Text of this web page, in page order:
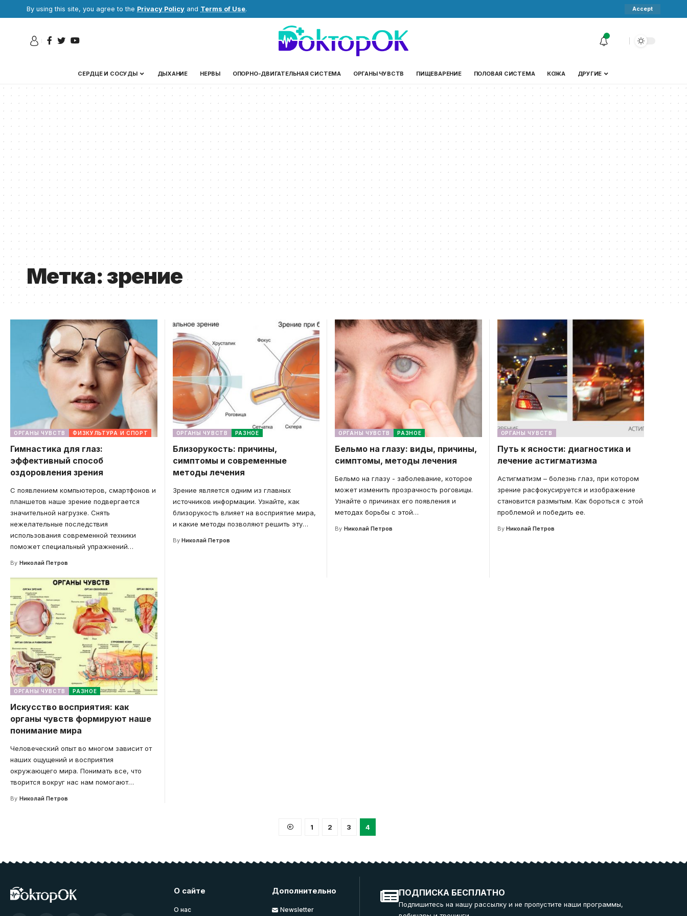
By using this site, you agree to the Privacy Policy and Terms of Use. Accept
СЕРДЦЕ И СОСУДЫ ДЫХАНИЕ НЕРВЫ ОПОРНО-ДВИГАТЕЛЬНАЯ СИСТЕМА ОРГАНЫ ЧУВСТВ ПИЩЕВАРЕНИЕ ПОЛОВАЯ СИСТЕМА КОЖА ДРУГИЕ
Метка:зрение
ОРГАНЫ ЧУВСТВ ФИЗКУЛЬТУРА И СПОРТ
Гимнастика для глаз:
эффективный способ
оздоровления зрения
С появлением компьютеров, смартфонов и
планшетов наше зрение подвергается
значительной нагрузке. Снять
нежелательные последствия
использования современной техники
поможет специальный упражнений…
By Николай Петров
ОРГАНЫ ЧУВСТВ РАЗНОЕ
Близорукость: причины,
симптомы и современные
методы лечения
Зрение является одним из главных
источников информации. Узнайте, как
близорукость влияет на восприятие мира,
и какие методы позволяют решить эту…
By Николай Петров
ОРГАНЫ ЧУВСТВ РАЗНОЕ
Бельмо на глазу: виды, причины,
симптомы, методы лечения
Бельмо на глазу - заболевание, которое
может изменить прозрачность роговицы.
Узнайте о причинах его появления и
методах борьбы с этой…
By Николай Петров
ОРГАНЫ ЧУВСТВ
Путь к ясности: диагностика и
лечение астигматизма
Астигматизм – болезнь глаз, при котором
зрение расфокусируется и изображение
становится размытым. Как бороться с этой
проблемой и победить ее.
By Николай Петров
ОРГАНЫ ЧУВСТВ РАЗНОЕ
Искусство восприятия: как
органы чувств формируют наше
понимание мира
Человеческий опыт во многом зависит от
наших ощущений и восприятия
окружающего мира. Понимать все, что
творится вокруг нас нам помогают…
By Николай Петров
1 2 3 4
О сайте
О нас
Дополнительно
Newsletter
ПОДПИСКА БЕСПЛАТНО
Подпишитесь на нашу рассылку и не пропустите наши программы,